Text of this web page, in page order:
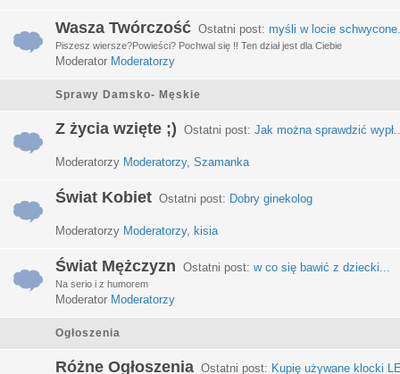
Wasza Twórczość Ostatni post: myśli w locie
Piszesz wiersze?Powieści? Pochwal się !! Ten dział jest dla Ciebie
Moderator Moderatorzy
Sprawy Damsko- Męskie
Z życia wzięte ;) Ostatni post: Jak można sprawdzić
Moderatorzy Moderatorzy, Szamanka
Świat Kobiet Ostatni post: Dobry ginekolog
Moderatorzy Moderatorzy, kisia
Świat Mężczyzn Ostatni post: w co się bawić z dziecki...
Na serio i z humorem
Moderator Moderatorzy
Ogłoszenia
Różne Ogłoszenia Ostatni post: Kupię używane klocki